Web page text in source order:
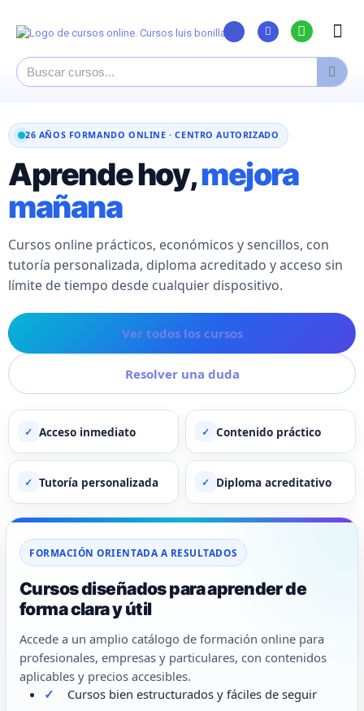
26 AÑOS FORMANDO ONLINE · CENTRO AUTORIZADO
Aprende hoy,mejora
mañana
Cursos online prácticos, económicos y sencillos, con
tutoría personalizada, diploma acreditado y acceso sin
límite de tiempo desde cualquier dispositivo.
Ver todos los cursos
Resolver una duda
✓ Acceso inmediato ✓ Contenido práctico
✓ Tutoría personalizada ✓ Diploma acreditativo
FORMACIÓN ORIENTADA A RESULTADOS
Cursos diseñados para aprender de
forma clara y útil
Accede a un amplio catálogo de formación online para
profesionales, empresas y particulares, con contenidos
aplicables y precios accesibles.
Cursos bien estructurados y fáciles de seguir